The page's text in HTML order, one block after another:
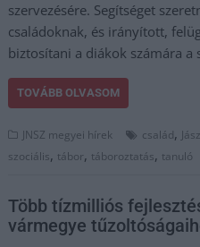
szervezésére. Segítséget
családoknak, és irányított,
biztosítani a diákok számára a
TOVÁBB OLVASOM
JNSZ megyei hírek család,
szociális, tábor, táboroztatás, tanuló
Több tízmilliós
vármegye